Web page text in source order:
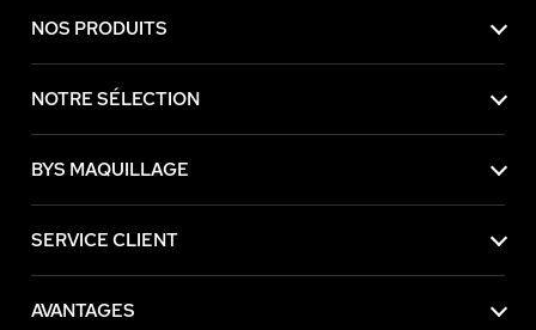
NOS PRODUITS
NOTRE SÉLECTION
BYS MAQUILLAGE
SERVICE CLIENT
AVANTAGES